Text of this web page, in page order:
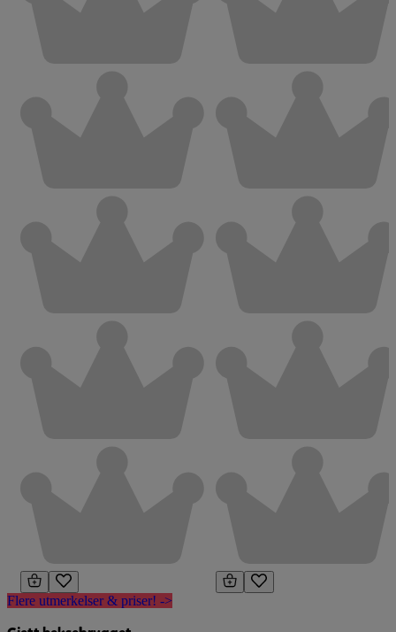
Flere utmerkelser & priser! ->